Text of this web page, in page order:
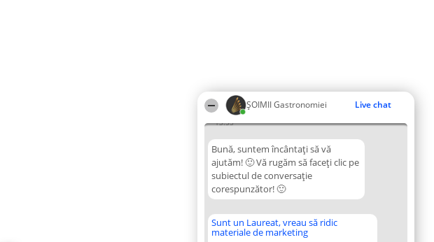
ȘOIMII Gastronomiei Live chat
13:55
Bună, suntem încântați să vă
ajutăm! 🙂 Vă rugăm să faceți clic pe
subiectul de conversație
corespunzător! 🙂
Sunt un Laureat, vreau să ridic
materiale de marketing